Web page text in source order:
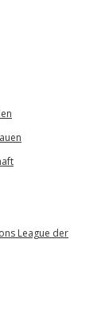
League der